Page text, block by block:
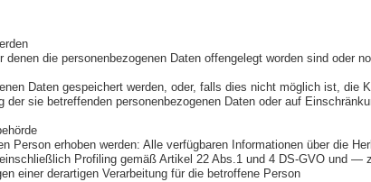
die personenbezogenen Daten offengelegt worden sind oder
Daten gespeichert werden, oder, falls dies nicht möglich ist, die
sie betreffenden personenbezogenen Daten oder auf
Person erhoben werden: Alle verfügbaren Informationen über die
Profiling gemäß Artikel 22 Abs.1 und 4 DS-GVO und
einer derartigen Verarbeitung für die betroffene Person